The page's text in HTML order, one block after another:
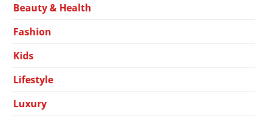
Beauty & Health
Fashion
Kids
Lifestyle
Luxury